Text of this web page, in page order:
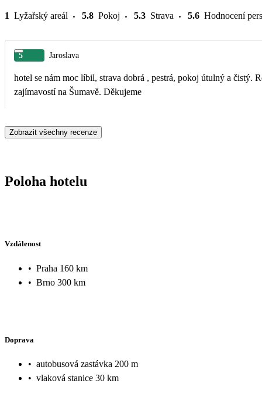
1 Lyžařský areál 5.8 Pokoj 5.3 Strava 5.6 Hodnocení
5 Jaroslava
hotel se nám moc líbil, strava dobrá , pestrá, pokoj útulný a čistý.
zajímavostí na Šumavě. Děkujeme
Zobrazit všechny recenze
Poloha hotelu
Vzdálenost
• Praha 160 km
• Brno 300 km
Doprava
• autobusová zastávka 200 m
• vlaková stanice 30 km